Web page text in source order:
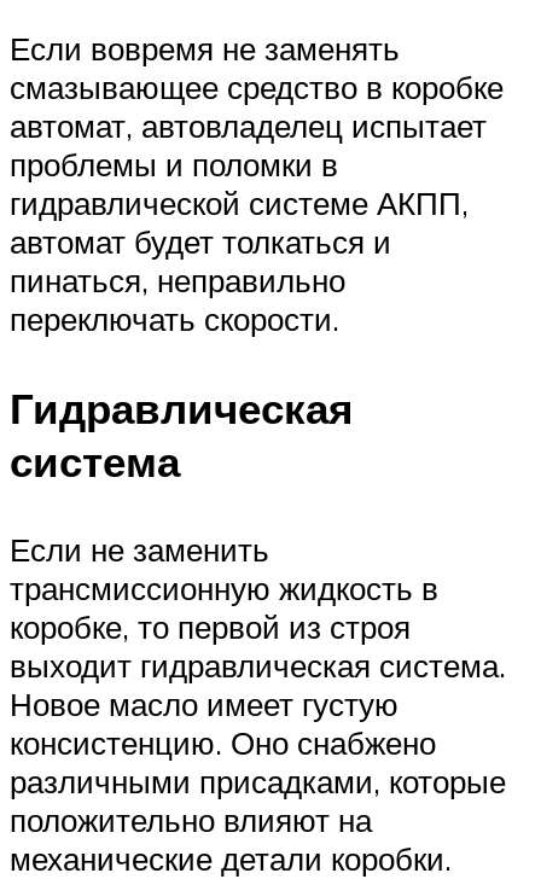
Если вовремя не заменять
смазывающее средство в коробке
автомат, автовладелец испытает
проблемы и поломки в
гидравлической системе АКПП,
автомат будет толкаться и
пинаться, неправильно
переключать скорости.
Гидравлическая
система
Если не заменить
трансмиссионную жидкость в
коробке, то первой из строя
выходит гидравлическая система.
Новое масло имеет густую
консистенцию. Оно снабжено
различными присадками, которые
положительно влияют на
механические детали коробки.